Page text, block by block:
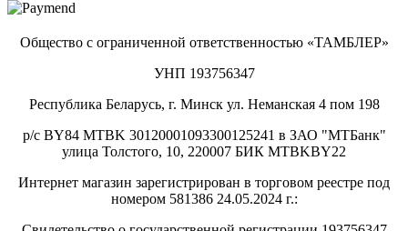
Общество с ограниченной ответственностью «ТАМБЛЕР»
УНП 193756347
Республика Беларусь, г. Минск ул. Неманская 4 пом 198
р/с BY84 MTBK 30120001093300125241 в ЗАО "МТБанк"
улица Толстого, 10, 220007 БИК MTBKBY22
Интернет магазин зарегистрирован в торговом реестре под
номером 581386 24.05.2024 г.: